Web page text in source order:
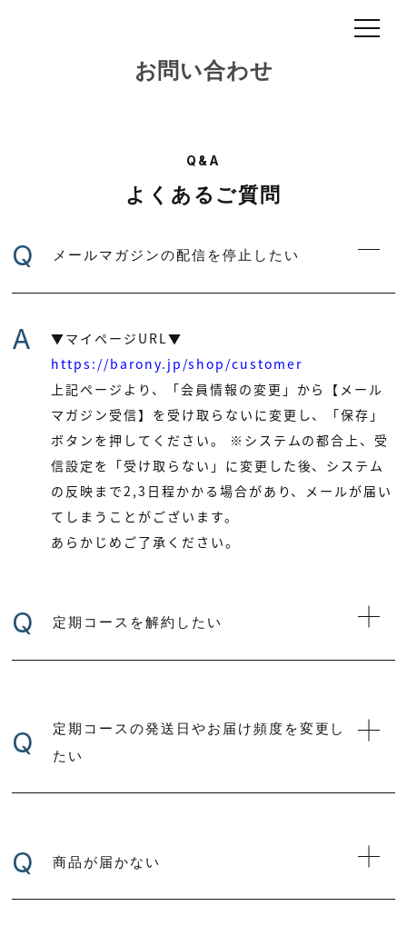
お問い合わせ
Q&A
よくあるご質問
Q メールマガジンの配信を停止したい
A
▼マイページURL▼
https://barony.jp/shop/customer
上記ページより、「会員情報の変更」から【メール
マガジン受信】を受け取らないに変更し、「保存」
ボタンを押してください。 ※システムの都合上、受
信設定を「受け取らない」に変更した後、システム
の反映まで2,3日程かかる場合があり、メールが届い
てしまうことがございます。
あらかじめご了承ください。
Q 定期コースを解約したい
Q
定期コースの発送日やお届け頻度を変更し
たい
Q 商品が届かない